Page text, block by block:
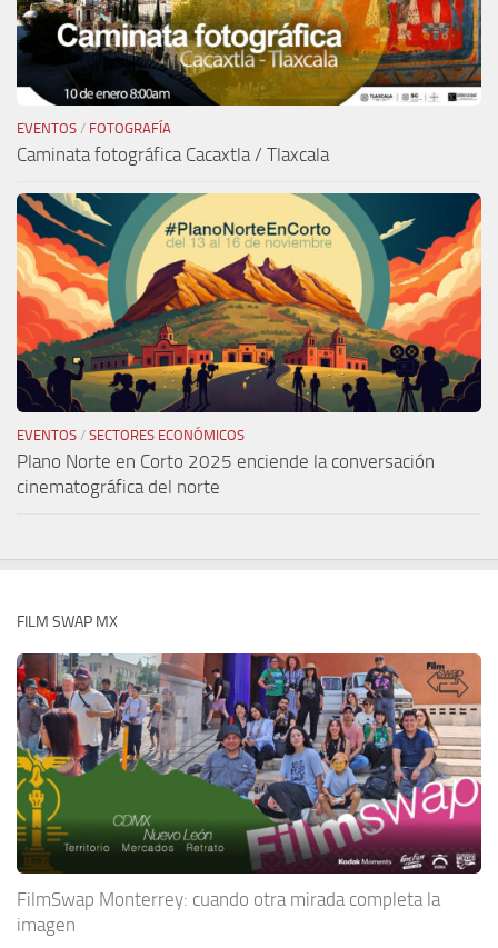
EVENTOS / FOTOGRAFÍA
Caminata fotográfica Cacaxtla / Tlaxcala
EVENTOS / SECTORES ECONÓMICOS
Plano Norte en Corto 2025 enciende la conversación
cinematográfica del norte
FILM SWAP MX
FilmSwap Monterrey: cuando otra mirada completa la
imagen